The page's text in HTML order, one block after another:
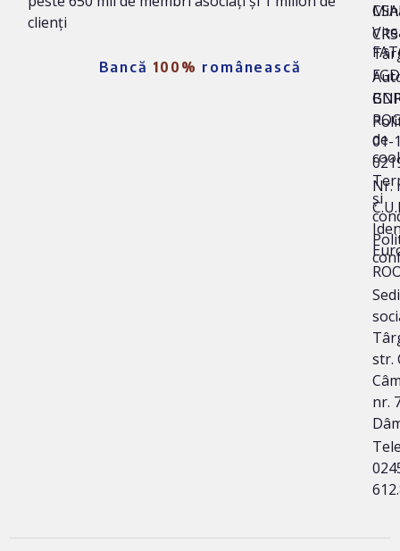
clienți
Bancă 100% românească
01-
Nr.
str.
nr.
de
și